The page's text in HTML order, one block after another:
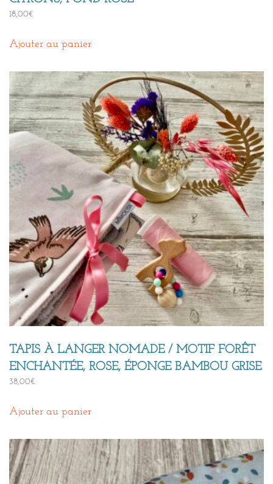
18,00€
Ajouter au panier
TAPIS À LANGER NOMADE / MOTIF FORÊT
ENCHANTÉE, ROSE, ÉPONGE BAMBOU GRISE
38,00€
Ajouter au panier